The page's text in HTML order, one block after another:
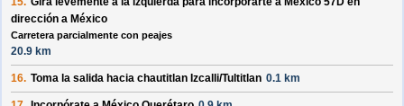
dirección a México
Carretera parcialmente con peajes
20.9 km
16. Toma la salida hacia chautitlan Izcalli/Tultitlan 0.1 km